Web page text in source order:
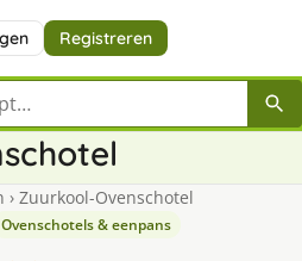
Registreren
› Zuurkool-Ovenschotel
Ovenschotels & eenpans